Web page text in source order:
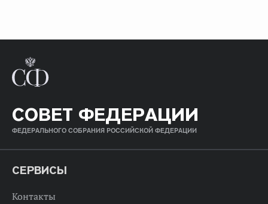
СОВЕТ ФЕДЕРАЦИИ
ФЕДЕРАЛЬНОГО СОБРАНИЯ РОССИЙСКОЙ ФЕДЕРАЦИИ
СЕРВИСЫ
Контакты